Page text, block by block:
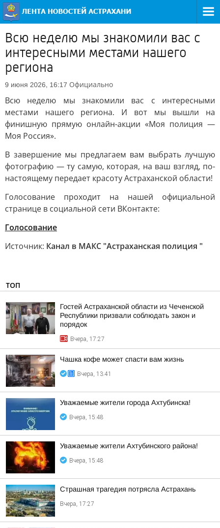
Всю неделю мы знакомили вас с
интересными местами нашего
региона
9 июня 2026, 16:17 Официально
Всю неделю мы знакомили вас с интересными
местами нашего региона. И вот мы вышли на
финишную прямую онлайн-акции «Моя полиция —
Моя Россия».
В завершение мы предлагаем вам выбрать лучшую
фотографию — ту самую, которая, на ваш взгляд, по-
настоящему передает красоту Астраханской области!
Голосование проходит на нашей официальной
странице в социальной сети ВКонтакте:
Голосование
Источник: Канал в МАКС "Астраханская полиция "
ТОП
Гостей Астраханской области из Чеченской
Республики призвали соблюдать закон и
порядок
Вчера, 17:27
Чашка кофе может спасти вам жизнь
Вчера, 13:41
Уважаемые жители города Ахтубинска!
Вчера, 15:48
Уважаемые жители Ахтубинского района!
Вчера, 15:48
Страшная трагедия потрясла Астрахань
Вчера, 17:27